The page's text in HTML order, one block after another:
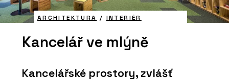
ARCHITEKTURA / INTERIÉR
Kancelář ve mlýně
Kancelářské prostory, zvlášť